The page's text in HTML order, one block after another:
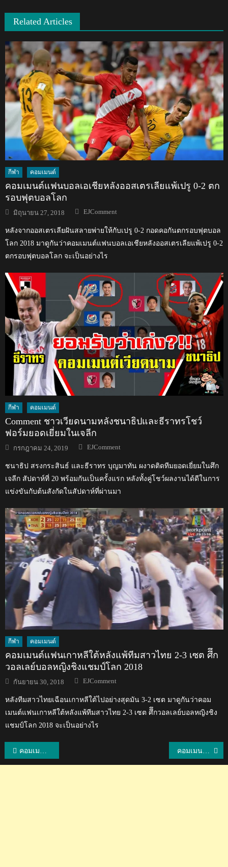
Related Articles
กีฬา คอมเมนต์
คอมเมนต์แฟนบอลเอเชียหลังออสเตรเลียแพ้เปรู 0-2 ตก
รอบฟุตบอลโลก
Posted
on
มิถุนายน 27, 2018 Author
EJComment
หลังจากออสเตรเลียฝันสลายพ่ายให้กับเปรู 0-2 กอดคอกันตกรอบฟุตบอล
โลก 2018 มาดูกันว่าคอมเมนต์แฟนบอลเอเชียหลังออสเตรเลียแพ้เปรู 0-2
ตกรอบฟุตบอลโลก จะเป็นอย่างไร
กีฬา คอมเมนต์
Comment ชาวเวียดนามหลังชนาธิปและธีราทรโชว์
ฟอร์มยอดเยี่ยมในเจลีก
Posted
on
กรกฎาคม 24, 2019 Author
EJComment
ชนาธิป สรงกระสินธ์ และธีราทร บุญมาทัน ผงาดติดทีมยอดเยี่ยมในศึก
เจลีก สัปดาห์ที่ 20 พร้อมกันเป็นครั้งแรก หลังทั้งคู่โชว์ผลงานได้ดีในการ
แข่งขันกับต้นสังกัดในสัปดาห์ที่ผ่านมา
กีฬา คอมเมนต์
คอมเมนต์แฟนเกาหลีใต้หลังแพ้ทีมสาวไทย 2-3 เซต ศึึก
วอลเลย์บอลหญิงชิงแชมป์โลก 2018
Posted
on
กันยายน 30, 2018 Author
EJComment
หลังทีมสาวไทยเฉือนเกาหลีใต้ไปอย่างสุดมัน 3-2 เซต มาดูกันว่าคอม
เมนต์แฟนเกาหลีใต้หลังแพ้ทีมสาวไทย 2-3 เซต ศึึกวอลเลย์บอลหญิงชิง
แชมป์โลก 2018 จะเป็นอย่างไร
แนะแนว
คอมเมนต์ชาวไต้หวันและเอเชียหลังไทยชนะไต้หวัน 3-1 ศึกวอลเลย์บอลหญิงชิงแชมป์เอเชีย คอมเมนต์เวียดนาม+อินโด+มาเลย์หลังไทยประกาศรายชื่อ 33 ผู้เล่นชุดลุยศึกฟุตบอลโลกรอบคัดเลือก